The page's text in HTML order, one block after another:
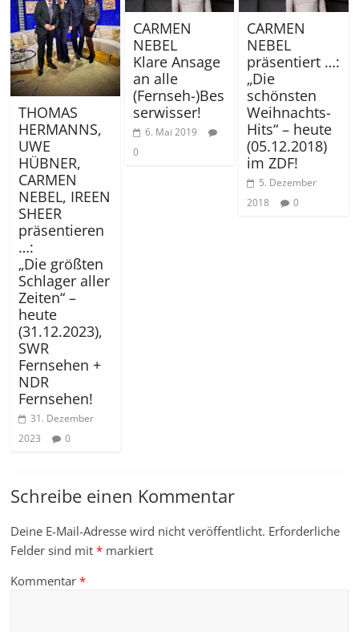
THOMAS
HERMANNS,
UWE
HÜBNER,
CARMEN
NEBEL, IREEN
SHEER
präsentieren
…:
„Die größten
Schlager aller
Zeiten“ –
heute
(31.12.2023),
SWR
Fernsehen +
NDR
Fernsehen!
31. Dezember
2023
0
CARMEN
NEBEL
Klare Ansage
an alle
(Fernseh-)Bes
serwisser!
6. Mai 2019
0
CARMEN
NEBEL
präsentiert …:
„Die
schönsten
Weihnachts-
Hits“ – heute
(05.12.2018)
im ZDF!
5. Dezember
2018
0
Schreibe einen Kommentar
Deine E-Mail-Adresse wird nicht veröffentlicht. Erforderliche
Felder sind mit* markiert
Kommentar*